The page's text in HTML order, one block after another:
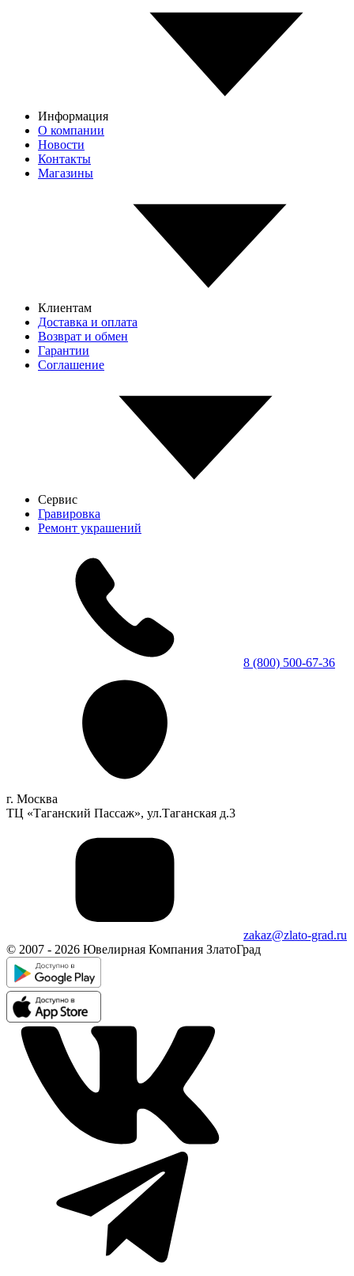
Информация
О компании
Новости
Контакты
Магазины
Клиентам
Доставка и оплата
Возврат и обмен
Гарантии
Соглашение
Сервис
Гравировка
Ремонт украшений
8 (800) 500-67-36
г. Москва
ТЦ «Таганский Пассаж», ул.Таганская д.3
zakaz@zlato-grad.ru
© 2007 - 2026 Ювелирная Компания ЗлатоГрад